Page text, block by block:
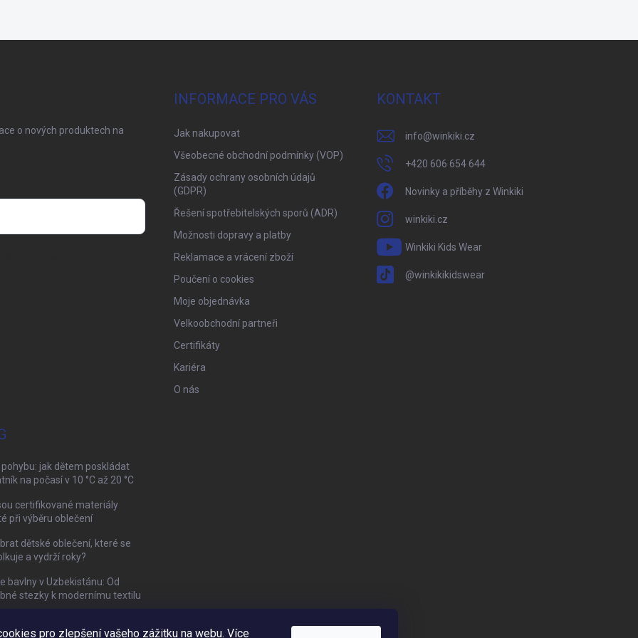
pro zlepšení vašeho zážitku na webu. Více
o nových produktech na
INFORMACE PRO VÁS
Jak nakupovat
Všeobecné obchodní podmínky (VOP)
Zásady ochrany osobních údajů
(GDPR)
Řešení spotřebitelských sporů (ADR)
Možnosti dopravy a platby
Reklamace a vrácení zboží
Poučení o cookies
Moje objednávka
Velkoobchodní partneři
Certifikáty
Kariéra
O nás
KONTAKT
info@winkiki.cz
+420 606 654 644
Novinky a příběhy z Winkiki
winkiki.cz
Winkiki Kids Wear
@winkikikidswear
jak dětem poskládat
na počasí v 10 °C až 20 °C
certifikované materiály
při výběru oblečení
dětské oblečení, které se
a vydrží roky?
bavlny v Uzbekistánu: Od
stezky k modernímu textilu